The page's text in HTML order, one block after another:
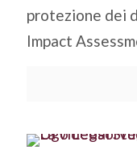
protezione dei
Impact